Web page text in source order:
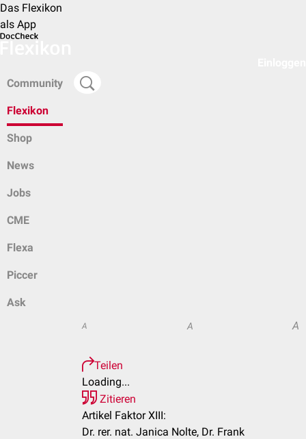
Das Flexikon
als App
Community
Flexikon
Shop
News
Jobs
CME
Flexa
Piccer
Ask
A A A
Teilen
Loading...
Zitieren
Artikel Faktor XIII:
Dr. rer. nat. Janica Nolte, Dr. Frank